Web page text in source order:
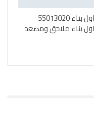
مقاول بناء 55013020
بناء ملاحق ومصعد